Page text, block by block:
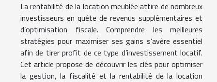
La rentabilité de la location meublée attire de nombreux
investisseurs en quête de revenus supplémentaires et
d’optimisation fiscale. Comprendre les meilleures
stratégies pour maximiser ses gains s’avère essentiel
afin de tirer profit de ce type d’investissement locatif.
Cet article propose de découvrir les clés pour optimiser
la gestion, la fiscalité et la rentabilité de la location